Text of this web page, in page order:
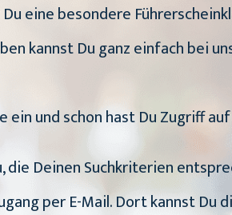
eine besondere
kannst Du ganz einfach bei
ein und schon hast Du Zugriff
Deinen Suchkriterien
per E-Mail. Dort kannst Du